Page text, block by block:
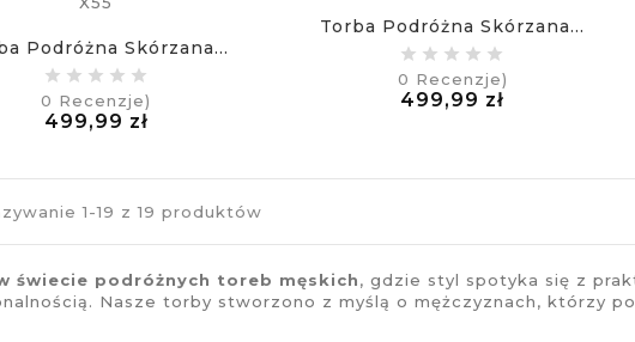
Podróżna Skórzana...
0 Recenzje)
499,99 złCena
Torba Podróżna Skórzana...
0 Recenzje)
499,99 zł
1-19 z 19 produktów
świecie podróżnych toreb męskich, gdzie styl spotyka się z
Nasze torby stworzono z myślą o mężczyznach, którzy